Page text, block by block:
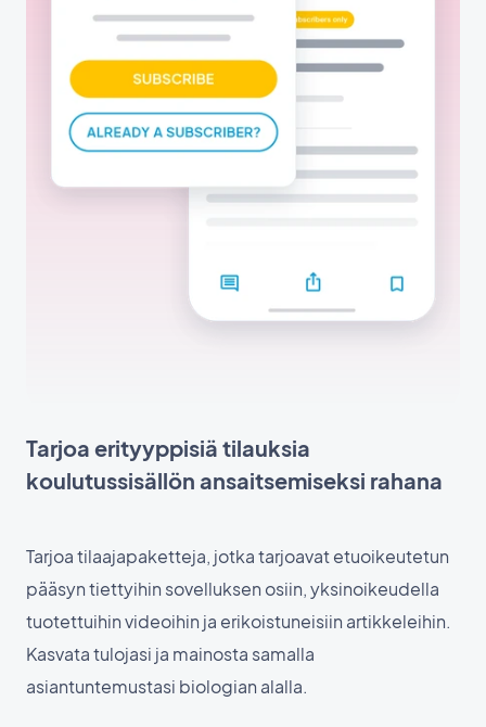
Tarjoa erityyppisiä tilauksia
koulutussisällön ansaitsemiseksi rahana
Tarjoa tilaajapaketteja, jotka tarjoavat etuoikeutetun
pääsyn tiettyihin sovelluksen osiin, yksinoikeudella
tuotettuihin videoihin ja erikoistuneisiin artikkeleihin.
Kasvata tulojasi ja mainosta samalla
asiantuntemustasi biologian alalla.